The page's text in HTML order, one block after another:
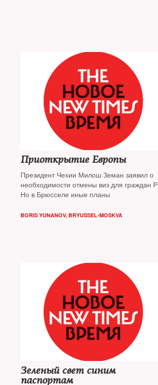
Приоткрытие Европы
Президент Чехии Милош Земан заявил о
необходимости отмены виз для граждан
Но в Брюсселе иные планы
BORIS YUNANOV, BRYUSSEL-MOSKVA
Зеленый свет синим
паспортам